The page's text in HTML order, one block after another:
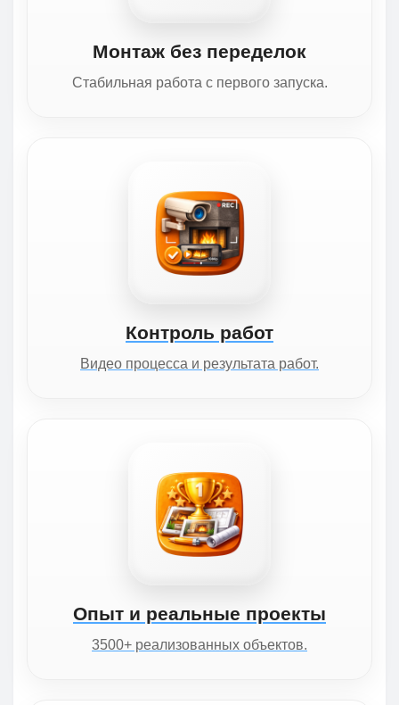
Монтаж без переделок
Стабильная работа с первого запуска.
Контроль работ
Видео процесса и результата работ.
Опыт и реальные проекты
3500+ реализованных объектов.